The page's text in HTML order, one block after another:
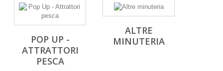
POP UP -
ATTRATTORI
PESCA
ALTRE
MINUTERIA